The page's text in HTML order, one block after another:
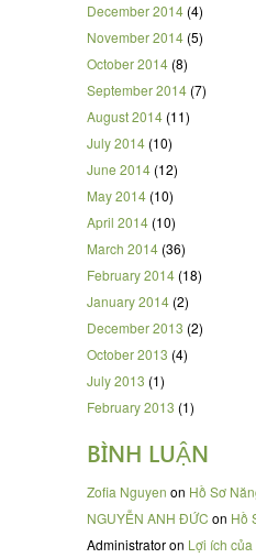
December 2014 (4)
November 2014 (5)
October 2014 (8)
September 2014 (7)
August 2014 (11)
July 2014 (10)
June 2014 (12)
May 2014 (10)
April 2014 (10)
March 2014 (36)
February 2014 (18)
January 2014 (2)
December 2013 (2)
October 2013 (4)
July 2013 (1)
February 2013 (1)
BÌNH LUẬN
Zofia Nguyen on Hồ Sơ
NGUYỄN ANH ĐỨC on Hồ
Administratoron Lợi ích